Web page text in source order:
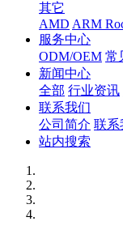
其它
AMD ARM
服务中心
ODM/OEM 常
新闻中心
全部 行业资讯
联系我们
公司简介 联系
站内搜索